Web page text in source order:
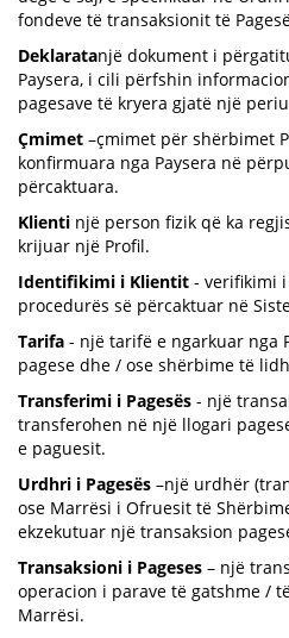
fondeve të transaksionit të
Deklaratanjë dokument i
Paysera, i cili përfshin
pagesave të kryera gjatë një
Çmimet –çmimet për shërbimet
konfirmuara nga Paysera në
përcaktuara.
Klienti një person fizik që ka
krijuar një Profil.
Identifikimi i Klientit - verifikimi
procedurës së përcaktuar në
Tarifa - një tarifë e ngarkuar nga
pagese dhe / ose shërbime të
Transferimi i Pagesës - një
transferohen në një llogari
e paguesit.
Urdhri i Pagesës –një urdhër
ose Marrësi i Ofruesit të
ekzekutuar një transaksion
Transaksioni i Pageses – një
operacion i parave të gatshme /
Marrësi.